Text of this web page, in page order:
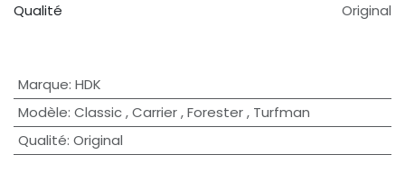
Qualité Original
Marque: HDK
Modèle: Classic ,Carrier ,Forester , Turfman
Qualité: Original